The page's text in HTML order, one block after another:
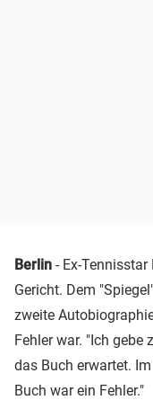
Berlin - Ex-
Gericht. Dem
zweite
Fehler war. "Ich gebe
das Buch erwartet.
Buch war ein Fehler."